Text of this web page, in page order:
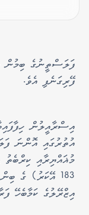
ފޭރިގަނެފި އެވެ.
އިސްރާއީލުން
އުތުރުގައި އޮންނަ
183 އޭކަރު)
އިޒްރޭލުގެ ކަމާބެހޭ